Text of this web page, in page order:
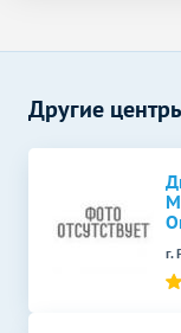
Другие
г.